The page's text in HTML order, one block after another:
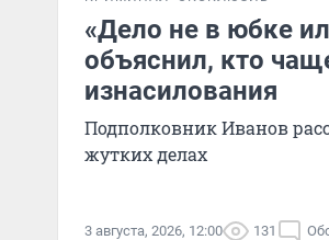
«Дело не в юбке
объяснил, кто
изнасилования
Подполковник Иванов
жутких делах
3 августа, 2026, 12:00 131